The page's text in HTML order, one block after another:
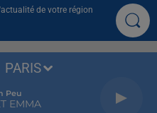
de votre région
Peu
EMMA
PARIS